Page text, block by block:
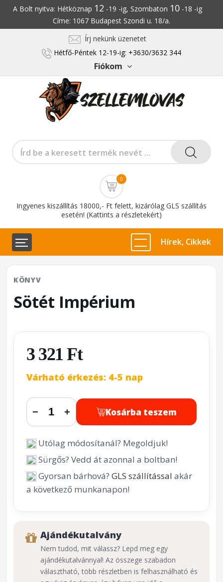
A Bolt nyitva: Hétköznap 12 -19 -ig, Szombaton 10-18 -ig
Címe: 1067 Budapest Szondi u. 18/a.
Írj nekünk üzenetet
Hétfő-Péntek 12-19-ig: +3630/3632 344
Fiókom
0
Ingyenes kiszállítás 18000,- Ft felett, kizárólag GLS szállítás
esetén! (Kattints a részletekért)
Hírek, Cikkek
KÖNYV
Sötét Impérium
3 321 Ft
Várható érkezés: 4-5 nap
− + Kosárba teszem
Utólag módosítanál? Megoldjuk!
Sürgős? Vedd át azonnal a boltban!
Gyorsan bárhová? GLS szállítással akár
a következő munkanapon!
Ajándékutalvány
Nem tudod, mit válassz? Lepd meg egy
ajándékutalvánnyal! Az összege szabadon
választható, több részletben is felhasználható és